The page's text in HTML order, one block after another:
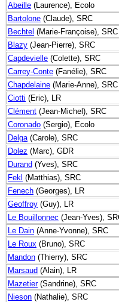
Abeille (Laurence), Ecolo
Bartolone (Claude), SRC
Bechtel (Marie-Françoise), SRC
Blazy (Jean-Pierre), SRC
Capdevielle (Colette), SRC
Carrey-Conte (Fanélie), SRC
Chapdelaine (Marie-Anne), SRC
Ciotti (Eric), LR
Clément (Jean-Michel), SRC
Coronado (Sergio), Ecolo
Delga(Carole), SRC
Dolez (Marc), GDR
Durand (Yves), SRC
Fekl (Matthias), SRC
Fenech (Georges), LR
Geoffroy (Guy), LR
Le Bouillonnec (Jean-Yves),
Le Dain (Anne-Yvonne), SRC
Le Roux (Bruno), SRC
Mandon (Thierry), SRC
Marsaud (Alain), LR
Mazetier(Sandrine), SRC
Nieson (Nathalie), SRC